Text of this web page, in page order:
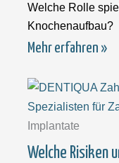
Welche Rolle
Knochenaufbau?
Mehr erfahren »
Implantate
Welche Risiken